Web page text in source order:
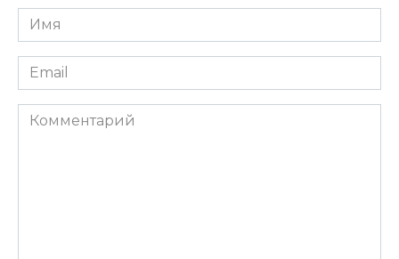
Имя
*
Email
*
Комментарий